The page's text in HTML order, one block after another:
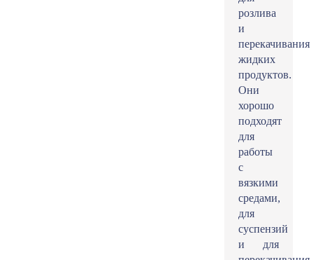
розлива
и
перекачивания
жидких
продуктов.
Они
хорошо
подходят
для
работы
с
вязкими
средами,
для
суспензий
и для